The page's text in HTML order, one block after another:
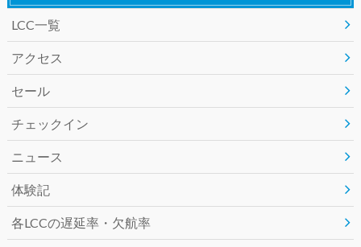
e
b
o
o
e
r
LCC一覧
アクセス
セール
チェックイン
ニュース
体験記
各LCCの遅延率・欠航率